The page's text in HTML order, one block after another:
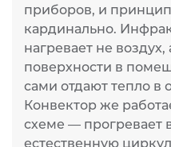
приборов, и принцип
кардинально.
нагревает не
поверхности в
сами отдают тепло
Конвектор же
схеме — прогревает
естественную